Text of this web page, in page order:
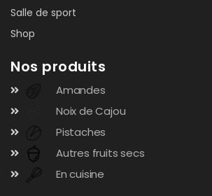
Salle de sport
Shop
Nos produits
Amandes
Noix de Cajou
Pistaches
Autres fruits secs
En cuisine